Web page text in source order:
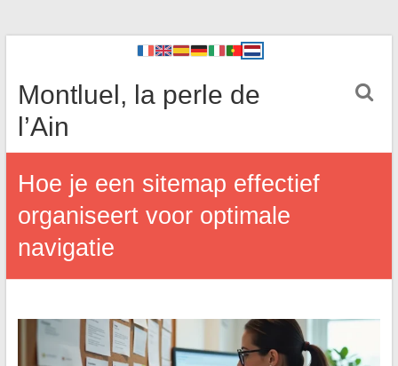
Montluel, la perle de
l’Ain
Hoe je een sitemap effectief
organiseert voor optimale
navigatie